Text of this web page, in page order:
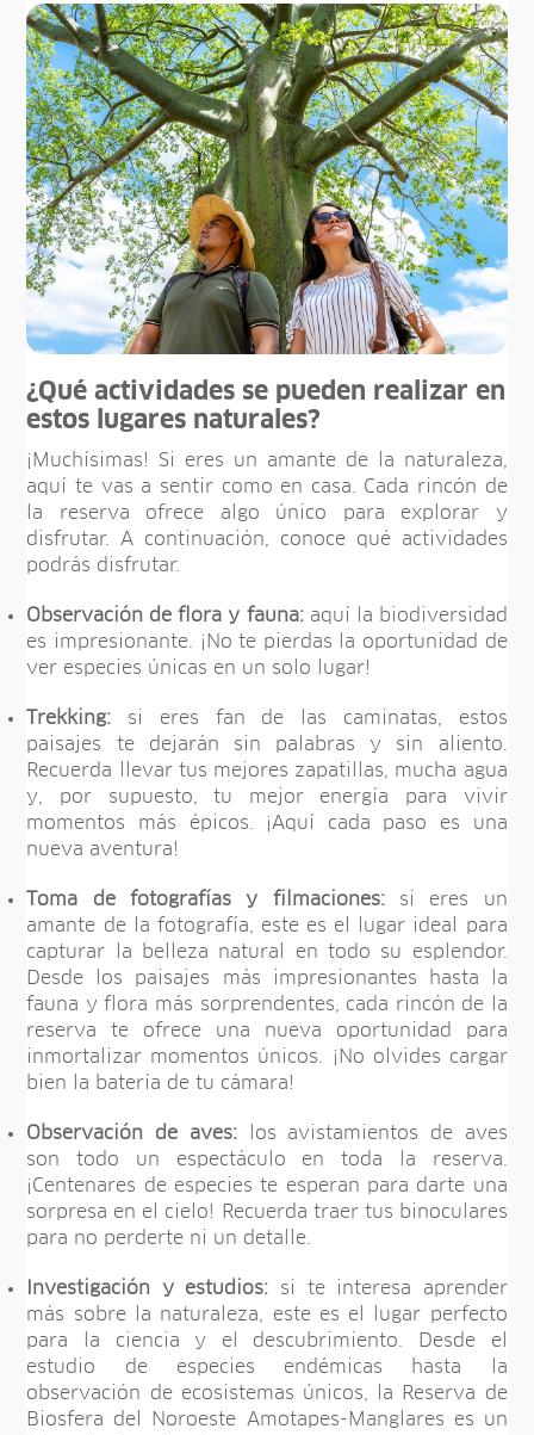
¿Qué actividades se pueden realizar en
estos lugares naturales?
¡Muchísimas! Si eres un amante de la naturaleza,
aquí te vas a sentir como en casa. Cada rincón de
la reserva ofrece algo único para explorar y
disfrutar. A continuación, conoce qué actividades
podrás disfrutar.
Observación de flora y fauna: aquí la biodiversidad
es impresionante. ¡No te pierdas la oportunidad de
ver especies únicas en un solo lugar!
Trekking: si eres fan de las caminatas, estos
paisajes te dejarán sin palabras y sin aliento.
Recuerda llevar tus mejores zapatillas, mucha agua
y, por supuesto, tu mejor energía para vivir
momentos más épicos. ¡Aquí cada paso es una
nueva aventura!
Toma de fotografías y filmaciones:si eres un
amante de la fotografía, este es el lugar ideal para
capturar la belleza natural en todo su esplendor.
Desde los paisajes más impresionantes hasta la
fauna y flora más sorprendentes, cada rincón de la
reserva te ofrece una nueva oportunidad para
inmortalizar momentos únicos. ¡No olvides cargar
bien la batería de tu cámara!
Observación de aves:los avistamientos de aves
son todo un espectáculo en toda la reserva.
¡Centenares de especies te esperan para darte una
sorpresa en el cielo! Recuerda traer tus binoculares
para no perderte ni un detalle.
Investigación y estudios: si te interesa aprender
más sobre la naturaleza, este es el lugar perfecto
para la ciencia y el descubrimiento. Desde el
estudio de especies endémicas hasta la
observación de ecosistemas únicos, la Reserva de
Biosfera del Noroeste Amotapes-Manglares es un